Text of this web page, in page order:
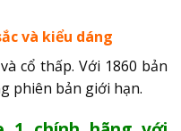
và kiểu dáng
cổ thấp. Với 1860 bản
phiên bản giới hạn.